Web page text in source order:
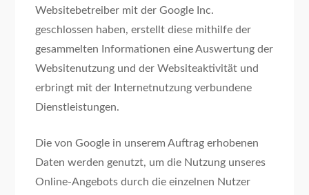
Websitebetreiber mit der Google Inc.
geschlossen haben, erstellt diese mithilfe der
gesammelten Informationen eine Auswertung der
Websitenutzung und der Websiteaktivität und
erbringt mit der Internetnutzung verbundene
Dienstleistungen.
Die von Google in unserem Auftrag erhobenen
Daten werden genutzt, um die Nutzung unseres
Online-Angebots durch die einzelnen Nutzer